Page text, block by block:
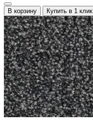
В корзину Купить в 1 клик